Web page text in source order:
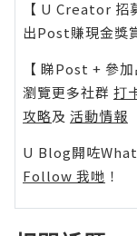
【 U Creator 招
出Post賺現金獎
【 睇Post + 參加
瀏覽更多社群 打
攻略及 活動情報
U Blog開咗
Follow 我哋 ！